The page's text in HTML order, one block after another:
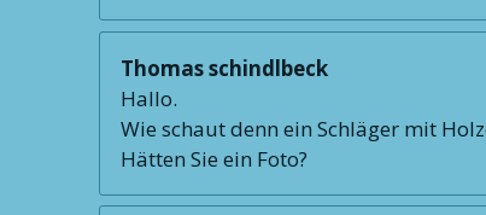
Thomas schindlbeck
Hallo.
Wie schaut denn ein Schläger mit
Hätten Sie ein Foto?